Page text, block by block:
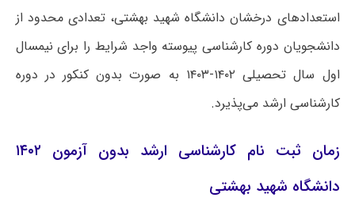
استعدادهای درخشان دانشگاه شهید بهشتی، تعدادی محدود از
دانشجویان دوره کارشناسی پیوسته واجد شرایط را برای نیمسال
اول سال تحصیلی ۱۴۰۲-۱۴۰۳ به صورت بدون کنکور در دوره
کارشناسی ارشد می‌پذیرد.
زمان ثبت نام کارشناسی ارشد بدون آزمون ۱۴۰۲
دانشگاه شهید بهشتی